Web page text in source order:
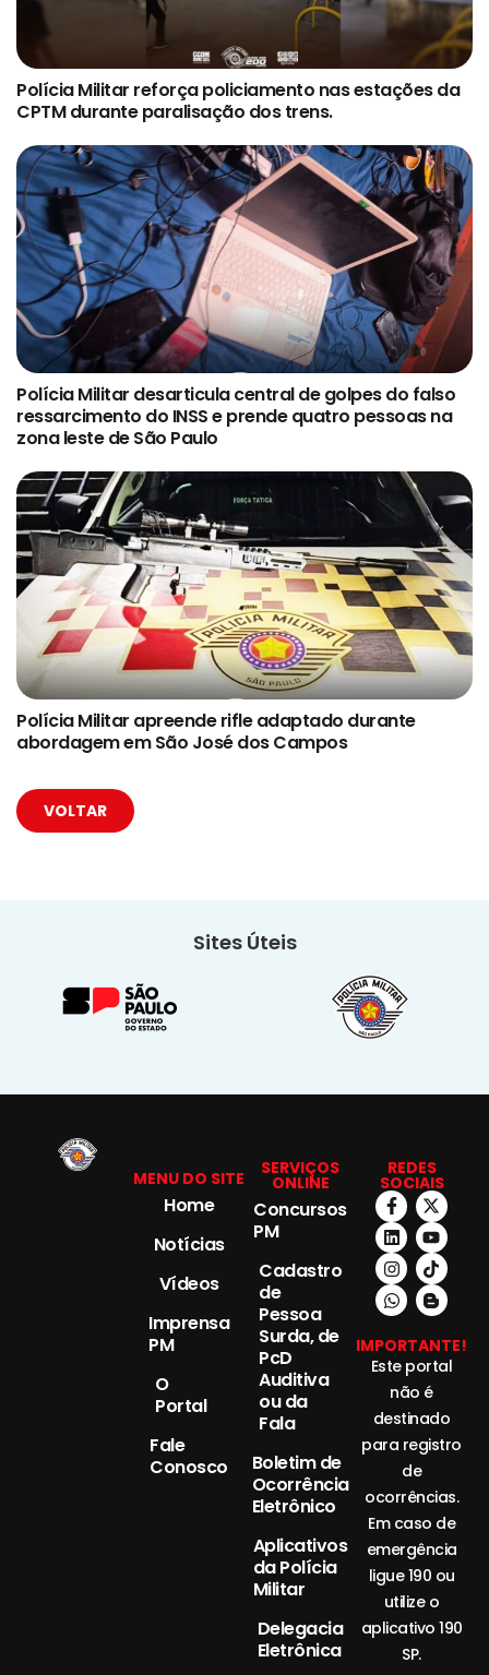
Polícia Militar reforça policiamento nas estações da
CPTM durante paralisação dos trens.
Polícia Militar desarticula central de golpes do falso
ressarcimento do INSS e prende quatro pessoas na
zona leste de São Paulo
Polícia Militar apreende rifle adaptado durante
abordagem em São José dos Campos
VOLTAR
Sites Úteis
MENU DO SITE
Home
Notícias
Vídeos
Imprensa
PM
O
Portal
Fale
Conosco
SERVIÇOS
ONLINE
Concursos
PM
Cadastro
de
Pessoa
Surda, de
PcD
Auditiva
ou da
Fala
Boletim de
Ocorrência
Eletrônico
Aplicativos
da Polícia
Militar
Delegacia
Eletrônica
REDES
SOCIAIS
IMPORTANTE!
Este portal
não é
destinado
para registro
de
ocorrências.
Em caso de
emergência
ligue 190 ou
utilize o
aplicativo 190
SP.